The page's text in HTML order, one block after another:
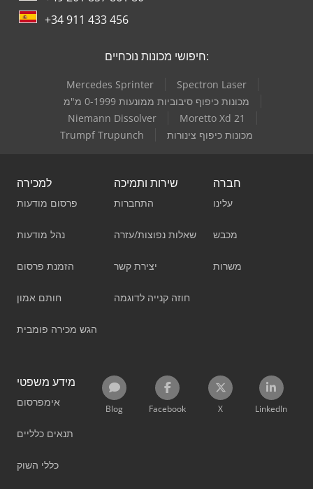
+34 911 433 456
חיפושי מכונות נוכחיים:
Mercedes Sprinter
Spectron Laser
מכונות כיפוף סיבוביות ממונעות 0-1999 מ"מ
Niemann Dissolver
Moretto Xd 21
Trumpf Trupunch
מכונות כיפוף צינורות
למכירה
פרסום מודעות
נהל מודעות
הזמנת פרסום
חותם אמון
הגש מכירה פומבית
שירות ותמיכה
התחברות
שאלות נפוצות/עזרה
יצירת קשר
חוזה קנייה לדוגמה
חברה
עלינו
מכבש
משרות
מידע משפטי
אימפרסום
תנאים כלליים
כללי השוק
Blog Facebook X LinkedIn